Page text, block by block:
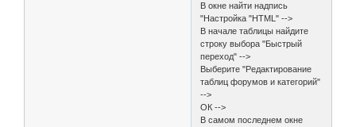
В окне найти надпись
"Настройка "HTML" -->
В начале таблицы найдите
строку выбора "Быстрый
переход" -->
Выберите "Редактирование
таблиц форумов и категорий"
-->
ОК -->
В самом последнем окне